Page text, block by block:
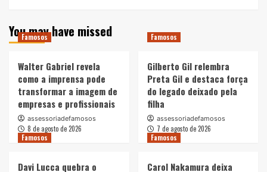
You may have missed
Famosos
Walter Gabriel revela
como a imprensa pode
transformar a imagem de
empresas e profissionais
assessoriadefamosos
8 de agosto de 2026
Famosos
Gilberto Gil relembra
Preta Gil e destaca força
do legado deixado pela
filha
assessoriadefamosos
7 de agosto de 2026
Famosos
Davi Lucca quebra o
Famosos
Carol Nakamura deixa